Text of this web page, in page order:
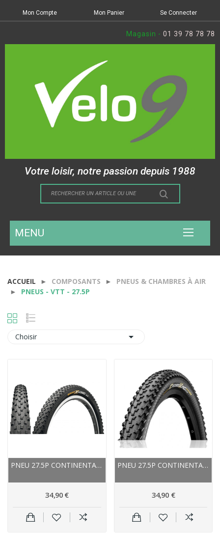
Mon Compte Mon Panier Se Connecter
Magasin - 01 39 78 78 78
Votre loisir, notre passion depuis 1988
MENU
ACCUEIL COMPOSANTS
PNEUS & CHAMBRES À AIR
PNEUS - VTT - 27.5P
Choisir 
PNEU 27.5P CONTINENTAL VTT X-KING PERFORMANCE...
34,90 €
PNEU 27.5P CONTINENTAL VTT CROSS KING...
34,90 €